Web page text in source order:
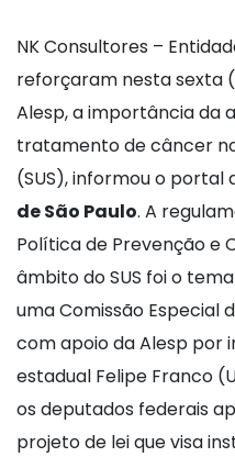
NK Consultores –
reforçaram nesta sexta
Alesp, a importância da
tratamento de câncer
(SUS), informou o portal
de São Paulo. A
Política de Prevenção e
âmbito do SUS foi o
uma Comissão Especial
com apoio da Alesp por
estadual Felipe Franco
os deputados federais
projeto de lei que visa